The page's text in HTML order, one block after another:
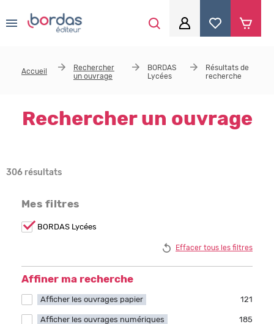
Je me connecte
Mot de passe ou identifiant oublié
Accueil
Rechercher
un ouvrage
BORDAS
Lycées
Résultats de
recherche
Rechercher un ouvrage
306 résultats
Mes filtres
Remove
BORDAS Lycées
Effacer tous les filtres
Affiner ma recherche
Afficher les ouvrages papier 121
Apply Afficher les ouvrages papier filter
Afficher les ouvrages numériques 185
Apply Afficher les ouvrages numériques filter